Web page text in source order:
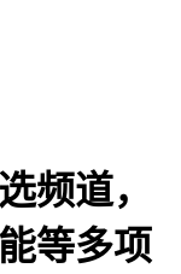
频道，
等多项